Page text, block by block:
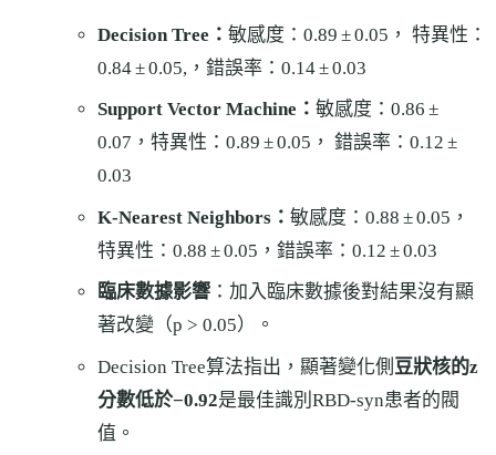
Decision Tree： 敏感度：0.89 ± 0.05， 特異性：
0.84 ± 0.05,，錯誤率：0.14 ± 0.03
Support Vector Machine： 敏感度：0.86 ±
0.07，特異性：0.89 ± 0.05， 錯誤率：0.12 ±
0.03
K-Nearest Neighbors： 敏感度：0.88 ± 0.05，
特異性：0.88 ± 0.05，錯誤率：0.12 ± 0.03
臨床數據影響 ：加入臨床數據後對結果沒有顯
著改變（p > 0.05）。
Decision Tree算法指出，顯著變化側 豆狀核的z
分數低於−0.92是最佳識別RBD-syn患者的閥
值。